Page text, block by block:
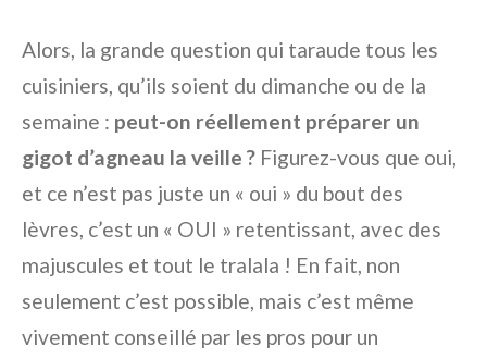
Alors, la grande question qui taraude tous les
cuisiniers, qu’ils soient du dimanche ou de la
semaine : peut-on réellement préparer un
gigot d’agneau la veille ? Figurez-vous que oui,
et ce n’est pas juste un « oui » du bout des
lèvres, c’est un « OUI » retentissant, avec des
majuscules et tout le tralala ! En fait, non
seulement c’est possible, mais c’est même
vivement conseillé par les pros pour un